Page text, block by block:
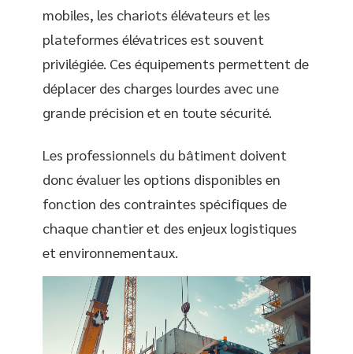
mobiles, les chariots élévateurs et les
plateformes élévatrices est souvent
privilégiée. Ces équipements permettent de
déplacer des charges lourdes avec une
grande précision et en toute sécurité.
Les professionnels du bâtiment doivent
donc évaluer les options disponibles en
fonction des contraintes spécifiques de
chaque chantier et des enjeux logistiques
et environnementaux.